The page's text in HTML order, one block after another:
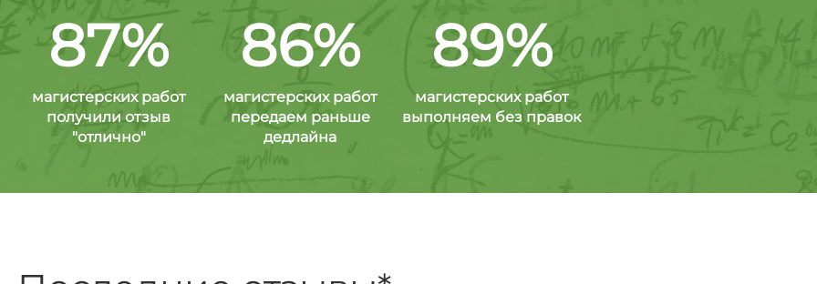
87%
магистерских работ
получили отзыв
"отлично"
86%
магистерских работ
передаем раньше
дедлайна
89%
магистерских работ
выполняем без правок